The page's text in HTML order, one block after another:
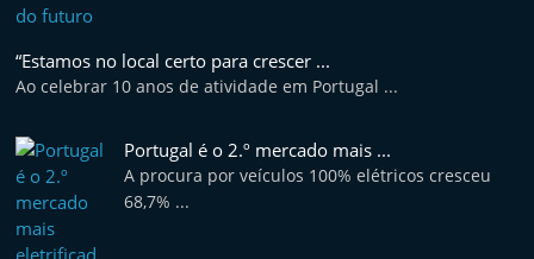
“Estamos no local certo para crescer ...
Ao celebrar 10 anos de atividade em Portugal ...
Portugal é o 2.º mercado mais ...
A procura por veículos 100% elétricos cresceu
68,7% ...